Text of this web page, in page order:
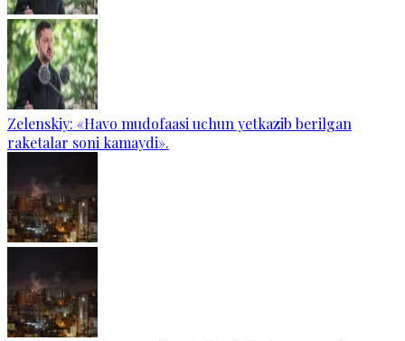
Zelenskiy: «Havo mudofaasi uchun yetkazib berilgan
raketalar soni kamaydi».